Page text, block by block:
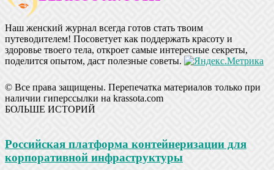
Наш женский журнал всегда готов стать твоим
путеводителем! Посоветует как поддержать красоту и
здоровье твоего тела, откроет самые интересные секреты,
поделится опытом, даст полезные советы.
© Все права защищены. Перепечатка материалов только при
наличии гиперссылки на krassota.com
БОЛЬШЕ ИСТОРИЙ
Российская платформа контейнеризации для
корпоративной инфраструктуры